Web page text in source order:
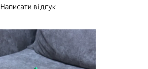
Написати відгук